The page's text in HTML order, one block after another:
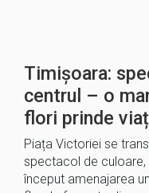
Timișoara:
centrul – o
flori prinde
Piața Victoriei se
spectacol de culoare,
început amenajarea